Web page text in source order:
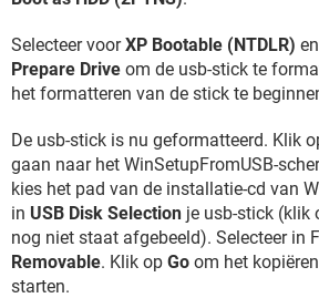
Selecteer voorXP Bootable (NTDLR)
Prepare Drive om de usb-stick te
het formatteren van de stick te
De usb-stick is nu geformatteerd. Klik
gaan naar het WinSetupFromUSB-
kies het pad van de installatie-cd van
in USB Disk Selection je usb-stick (klik
nog niet staat afgebeeld). Selecteer in
Removable. Klik op Go om het
starten.